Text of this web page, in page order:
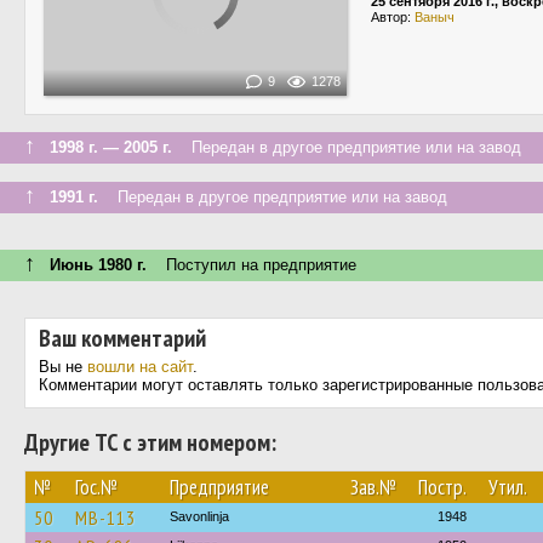
9 1278
Автор: Ваныч
↑ 1998 г. — 2005 г. Передан в другое предприятие или на завод
↑ 1991 г. Передан в другое предприятие или на завод
↑ Июнь 1980 г. Поступил на предприятие
Ваш комментарий
Вы не вошли на сайт.
Комментарии могут оставлять только зарегистрированные
Другие ТС с этим номером:
№ Гос.№ Предприятие Зав.№ Постр. Утил.
50 MB-113 Savonlinja 1948